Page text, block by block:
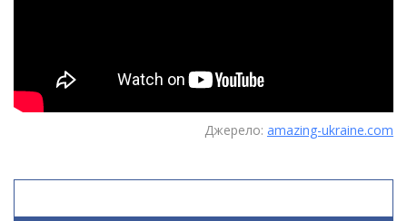
Джерело: amazing-ukraine.com